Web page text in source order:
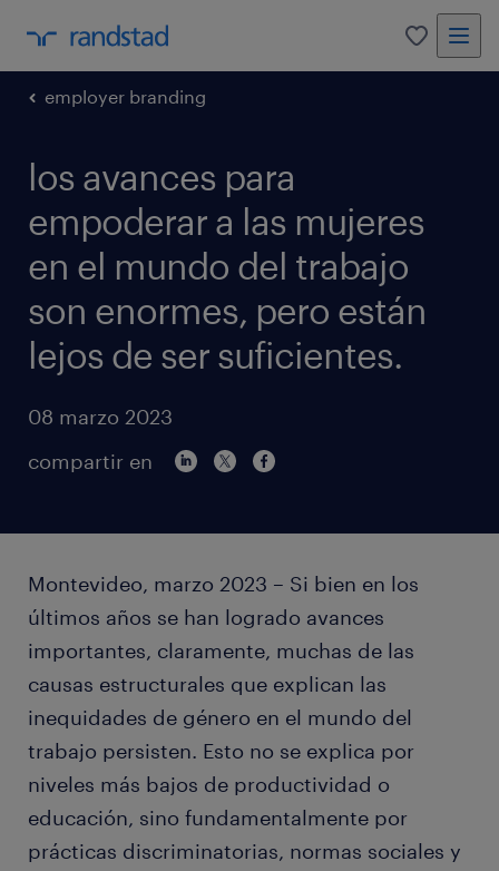
0
employer branding
los avances para
empoderar a las mujeres
en el mundo del trabajo
son enormes, pero están
lejos de ser suficientes.
08 marzo 2023
compartir en
Montevideo, marzo 2023 – Si bien en los
últimos años se han logrado avances
importantes, claramente, muchas de las
causas estructurales que explican las
inequidades de género en el mundo del
trabajo persisten. Esto no se explica por
niveles más bajos de productividad o
educación, sino fundamentalmente por
prácticas discriminatorias, normas sociales y